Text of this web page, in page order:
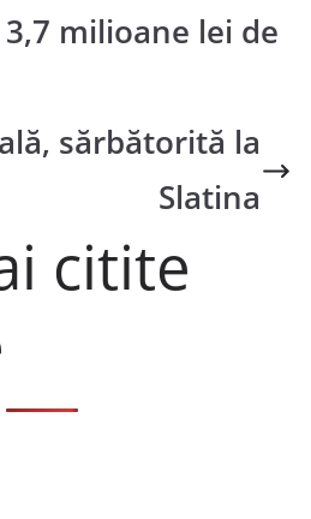
milioane lei de
sărbătorită la
Slatina
citite